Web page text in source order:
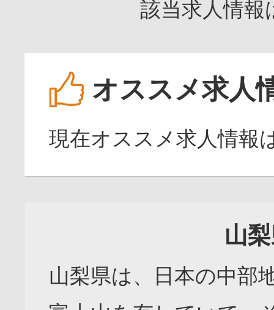
該当求人情
オススメ求人
現在オススメ求人情報
山
山梨県は、日本の中部